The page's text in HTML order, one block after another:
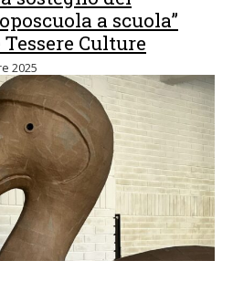
a scuola”
Culture
2025